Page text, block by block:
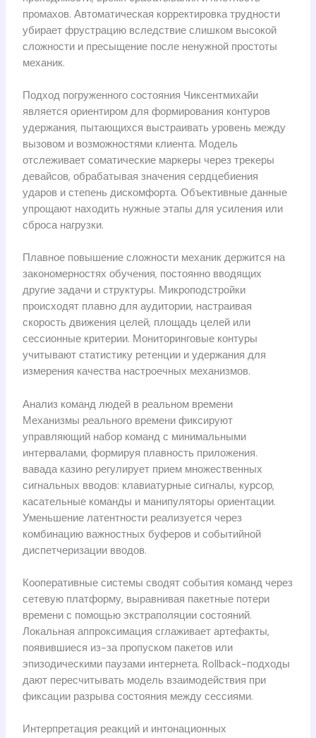
промахов. Автоматическая корректировка трудности
убирает фрустрацию вследствие слишком высокой
сложности и пресыщение после ненужной простоты
механик.
Подход погруженного состояния Чиксентмихайи
является ориентиром для формирования контуров
удержания, пытающихся выстраивать уровень между
вызовом и возможностями клиента. Модель
отслеживает соматические маркеры через трекеры
девайсов, обрабатывая значения сердцебиения
ударов и степень дискомфорта. Объективные данные
упрощают находить нужные этапы для усиления или
сброса нагрузки.
Плавное повышение сложности механик держится на
закономерностях обучения, постоянно вводящих
другие задачи и структуры. Микроподстройки
происходят плавно для аудитории, настраивая
скорость движения целей, площадь целей или
сессионные критерии. Мониторинговые контуры
учитывают статистику ретенции и удержания для
измерения качества настроечных механизмов.
Анализ команд людей в реальном времени
Механизмы реального времени фиксируют
управляющий набор команд с минимальными
интервалами, формируя плавность приложения.
вавада казино регулирует прием множественных
сигнальных вводов: клавиатурные сигналы, курсор,
касательные команды и манипуляторы ориентации.
Уменьшение латентности реализуется через
комбинацию важностных буферов и событийной
диспетчеризации вводов.
Кооперативные системы сводят события команд через
сетевую платформу, выравнивая пакетные потери
времени с помощью экстраполяции состояний.
Локальная аппроксимация сглаживает артефакты,
появившиеся из-за пропуском пакетов или
эпизодическими паузами интернета. Rollback-подходы
дают пересчитывать модель взаимодействия при
фиксации разрыва состояния между сессиями.
Интерпретация реакций и интонационных